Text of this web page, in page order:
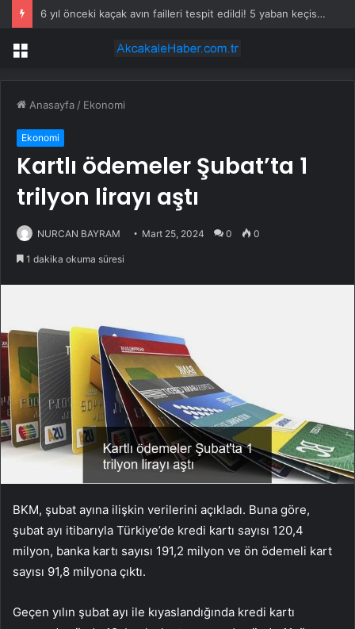
6 yıl önceki kaçak avın failleri tespit edildi! 5 yaban keçisi için ceza uygulandı
Menü
Anasayfa / Ekonomi
Ekonomi
Kartlı ödemeler Şubat’ta 1
trilyon lirayı aştı
NURCAN BAYRAM Mart 25, 2024 0 0
1 dakika okuma süresi
BKM, şubat ayına ilişkin verilerini açıkladı. Buna göre,
şubat ayı itibarıyla Türkiye’de kredi kartı sayısı 120,4
milyon, banka kartı sayısı 191,2 milyon ve ön ödemeli kart
sayısı 91,8 milyona çıktı.
Geçen yılın şubat ayı ile kıyaslandığında kredi kartı